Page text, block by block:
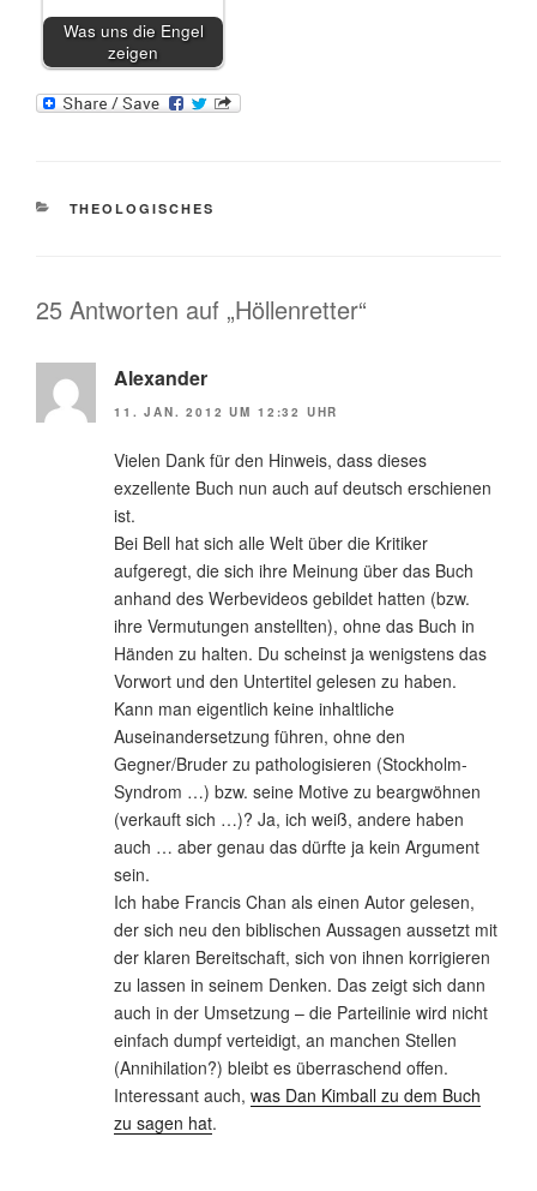
Was uns die Engel
zeigen
KATEGORIEN
THEOLOGISCHES
25 Antworten auf „Höllenretter“
Alexander
11. JAN. 2012 UM 12:32 UHR
Vielen Dank für den Hinweis, dass dieses
exzellente Buch nun auch auf deutsch erschienen
ist.
Bei Bell hat sich alle Welt über die Kritiker
aufgeregt, die sich ihre Meinung über das Buch
anhand des Werbevideos gebildet hatten (bzw.
ihre Vermutungen anstellten), ohne das Buch in
Händen zu halten. Du scheinst ja wenigstens das
Vorwort und den Untertitel gelesen zu haben.
Kann man eigentlich keine inhaltliche
Auseinandersetzung führen, ohne den
Gegner/Bruder zu pathologisieren (Stockholm-
Syndrom …) bzw. seine Motive zu beargwöhnen
(verkauft sich …)? Ja, ich weiß, andere haben
auch … aber genau das dürfte ja kein Argument
sein.
Ich habe Francis Chan als einen Autor gelesen,
der sich neu den biblischen Aussagen aussetzt mit
der klaren Bereitschaft, sich von ihnen korrigieren
zu lassen in seinem Denken. Das zeigt sich dann
auch in der Umsetzung – die Parteilinie wird nicht
einfach dumpf verteidigt, an manchen Stellen
(Annihilation?) bleibt es überraschend offen.
Interessant auch, was Dan Kimball zu dem Buch
zu sagen hat.